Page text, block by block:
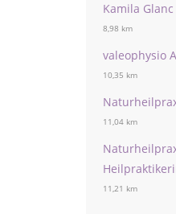
Kamila Glanc
8,98 km
valeophysio
10,35 km
11,04 km
11,21 km